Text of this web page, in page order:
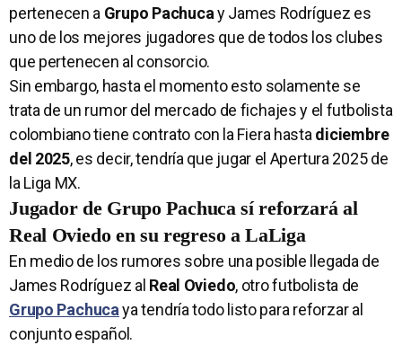
pertenecen a Grupo Pachucay James Rodríguez es
uno de los mejores jugadores que de todos los clubes
que pertenecen al consorcio.
Sin embargo, hasta el momento esto solamente se
trata de un rumor del mercado de fichajes y el futbolista
colombiano tiene contrato con la Fiera hasta diciembre
del 2025, es decir, tendría que jugar el Apertura 2025 de
la Liga MX.
Jugador de Grupo Pachuca sí reforzará al
Real Oviedo en su regreso a LaLiga
En medio de los rumores sobre una posible llegada de
James Rodríguez al Real Oviedo, otro futbolista de
Grupo Pachucaya tendría todo listo para reforzar al
conjunto español.